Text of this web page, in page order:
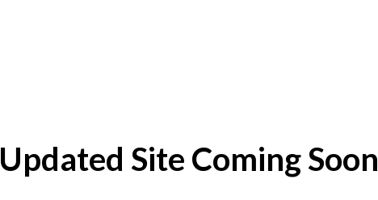
Updated Site Coming Soon